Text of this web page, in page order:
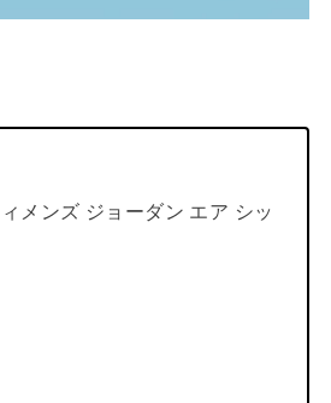
メンズ ジョーダン エア シッ